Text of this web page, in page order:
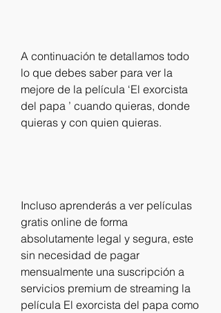
A continuación te detallamos todo
lo que debes saber para ver la
mejore de la película ‘El exorcista
del papa ’ cuando quieras, donde
quieras y con quien quieras.
Incluso aprenderás a ver películas
gratis online de forma
absolutamente legal y segura, este
sin necesidad de pagar
mensualmente una suscripción a
servicios premium de streaming la
película El exorcista del papa como